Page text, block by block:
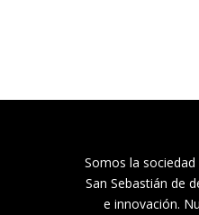
Somos la
San Sebastián de
e innovación.